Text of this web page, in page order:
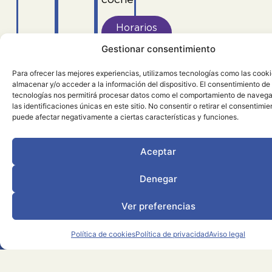
Gestionar consentimiento
Para ofrecer las mejores experiencias, utilizamos tecnologías como las
almacenar y/o acceder a la información del dispositivo. El consentimiento de
tecnologías nos permitirá procesar datos como el comportamiento de
las identificaciones únicas en este sitio. No consentir o retirar el
puede afectar negativamente a ciertas características y funciones.
Aceptar
Denegar
Ver preferencias
Política de cookiesPolítica de privacidadAviso legal
Horarios
Enlacesdeinterés
Más información turística. Descubre el Bajo
Aragón
Descargar
Cómo
Guías
Información
Vibra Bajo Aragón
COMARCA
978
Síguenos
Política de